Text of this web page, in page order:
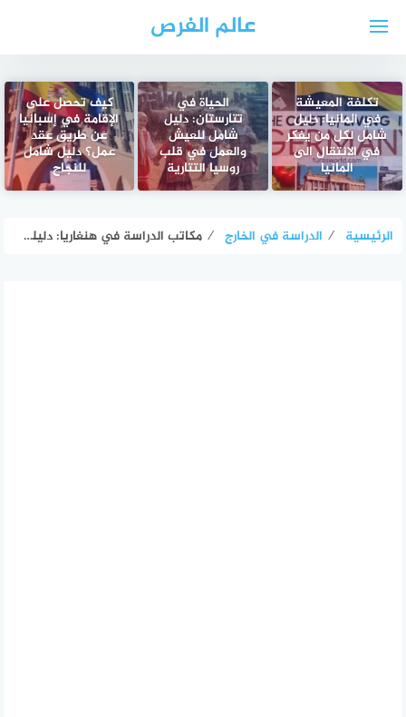
عالم الفرص
تكلفة المعيشة
في المانيا: دليل
شامل لكل من يفكر
في الانتقال الى
المانيا
الحياة في
تتارستان: دليل
شامل للعيش
والعمل في قلب
روسيا التتارية
كيف تحصل على
الإقامة في إسبانيا
عن طريق عقد
عمل؟ دليل شامل
للنجاح
الرئيسية ⁄ الدراسة في الخارج ⁄ مكاتب الدراسة في هنغاريا: دليلك الشامل لاختيار المكتب المناسب وخطوات التسجيل